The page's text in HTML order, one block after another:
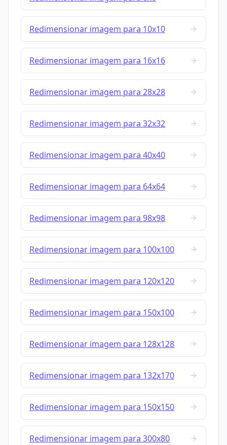
Redimensionar imagem para 10x10
Redimensionar imagem para 16x16
Redimensionar imagem para 28x28
Redimensionar imagem para 32x32
Redimensionar imagem para 40x40
Redimensionar imagem para 64x64
Redimensionar imagem para 98x98
Redimensionar imagem para 100x100
Redimensionar imagem para 120x120
Redimensionar imagem para 150x100
Redimensionar imagem para 128x128
Redimensionar imagem para 132x170
Redimensionar imagem para 150x150
Redimensionar imagem para 300x80